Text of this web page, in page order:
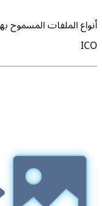
أنواع الملفات المسموح
ICO